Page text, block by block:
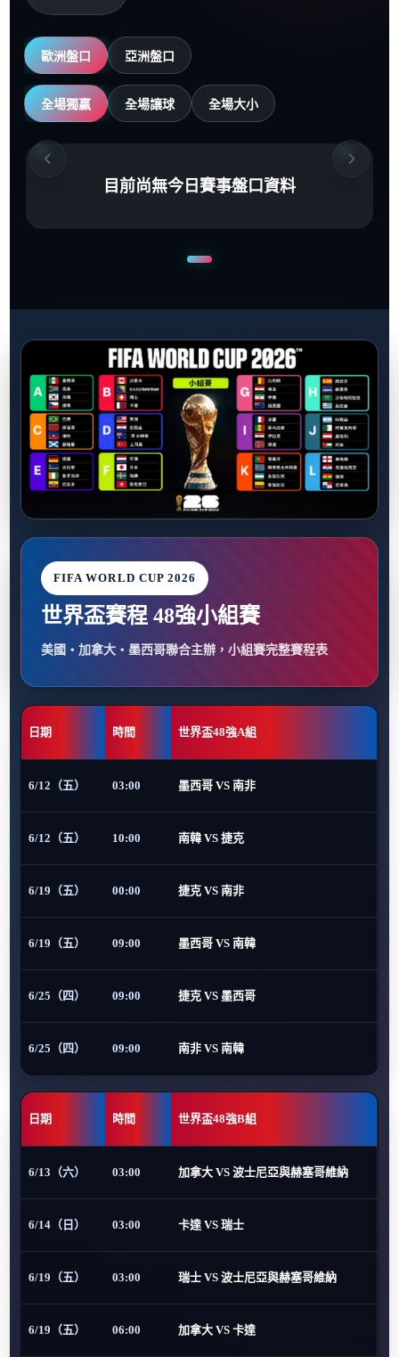
歐洲盤口 亞洲盤口
全場獨贏 全場讓球 全場大小
目前尚無今日賽事盤口資料
FIFA WORLD CUP 2026
世界盃賽程 48強小組賽
美國・加拿大・墨西哥聯合主辦，小組賽完整賽程表
日期 時間 世界盃48強A組
6/12（五） 03:00 墨西哥 VS 南非
6/12（五） 10:00 南韓 VS 捷克
6/19（五） 00:00 捷克 VS 南非
6/19（五） 09:00 墨西哥 VS 南韓
6/25（四） 09:00 捷克 VS 墨西哥
6/25（四） 09:00 南非 VS 南韓
日期 時間 世界盃48強B組
6/13（六） 03:00 加拿大 VS 波士尼亞與赫塞哥維納
6/14（日） 03:00 卡達 VS 瑞士
6/19（五） 03:00 瑞士 VS 波士尼亞與赫塞哥維納
6/19（五） 06:00 加拿大 VS 卡達